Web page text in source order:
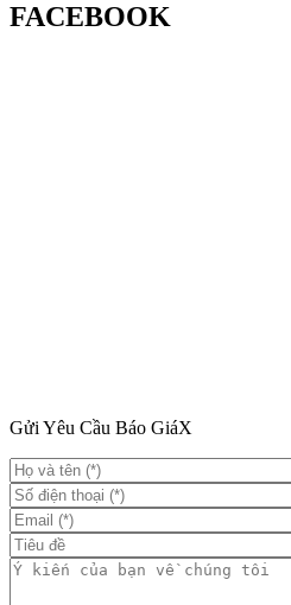
FACEBOOK
Gửi Yêu Cầu Báo GiáX